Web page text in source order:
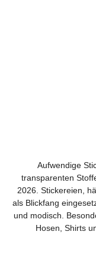
Aufwendige
transparenten
2026. Stickereien,
als Blickfang
und modisch.
Hosen, Shirts